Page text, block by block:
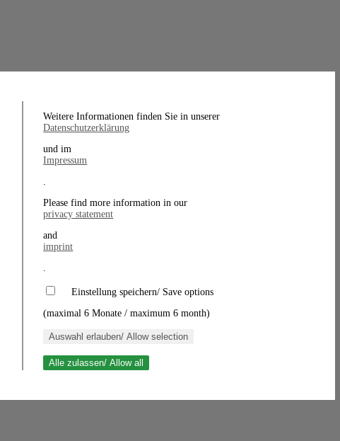
Weitere Informationen finden Sie in unserer
Datenschutzerklärung
und im
Impressum
.
Please find more information in our
privacy statement
and
imprint
.
Einstellung speichern/ Save options
(maximal 6 Monate / maximum 6 month)
Auswahl erlauben/ Allow selection
Alle zulassen/ Allow all